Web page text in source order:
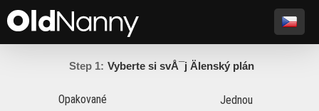
Step 1: Vyberte si svÅ¯j Älenský plán
Opakované Jednou